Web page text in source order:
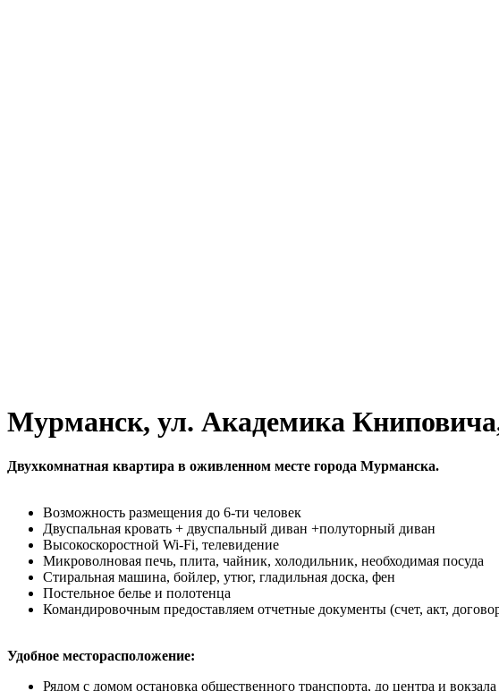
Мурманск, ул. Академика
Двухкомнатная квартира в оживленном месте города Мурманска.
Возможность размещения до 6-ти человек
Двуспальная кровать + двуспальный диван +полуторный диван
Высокоскоростной Wi-Fi, телевидение
Микроволновая печь, плита, чайник, холодильник, необходимая посуда
Стиральная машина, бойлер, утюг, гладильная доска, фен
Постельное белье и полотенца
Командировочным предоставляем отчетные документы (счет, акт,
Удобное месторасположение:
Рядом с домом остановка общественного транспорта, до центра и